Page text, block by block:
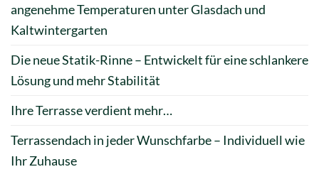
angenehme Temperaturen unter Glasdach und
Kaltwintergarten
Die neue Statik-Rinne – Entwickelt für eine schlankere
Lösung und mehr Stabilität
Ihre Terrasse verdient mehr…
Terrassendach in jeder Wunschfarbe – Individuell wie
Ihr Zuhause